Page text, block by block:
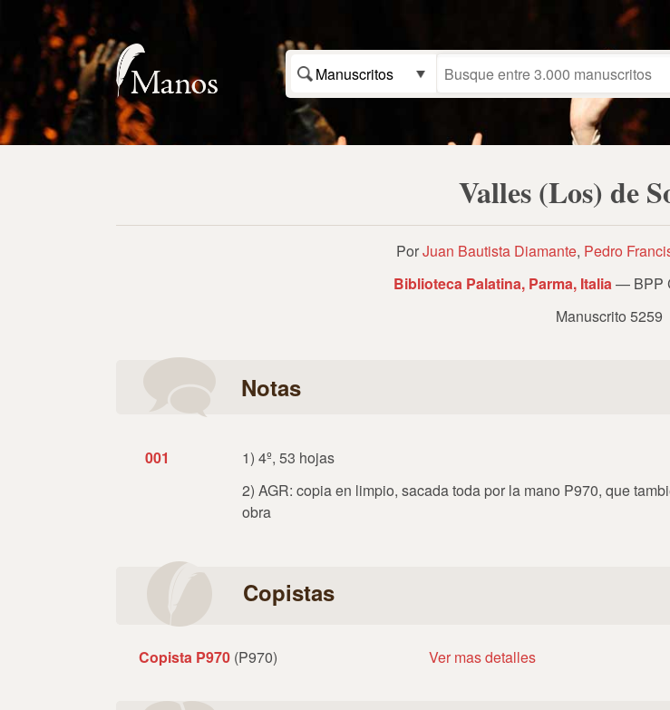
Manuscritos
Valles (Los) de
PorJuan Bautista Diamante, Pedro
Biblioteca Palatina, Parma, Italia— BPP
Manuscrito 5259
Notas
001
1) 4º, 53 hojas
2) AGR: copia en limpio, sacada toda por la mano P970, que
obra
Copistas
Copista P970 (P970) Ver mas detalles